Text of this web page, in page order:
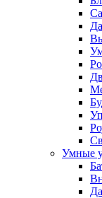
Умные